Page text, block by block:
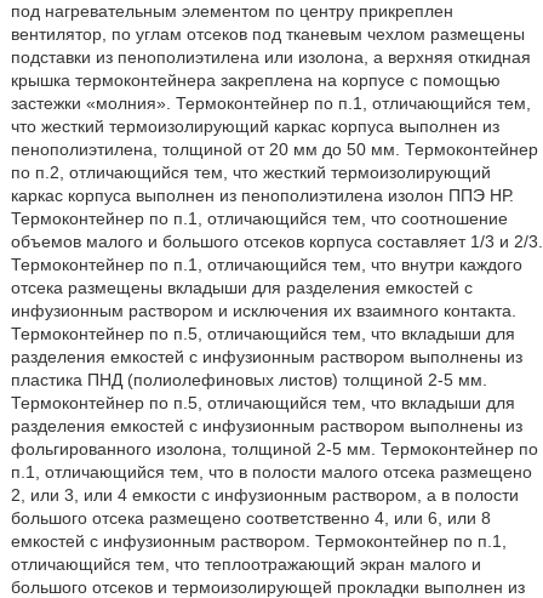
под нагревательным элементом по центру прикреплен
вентилятор, по углам отсеков под тканевым чехлом размещены
подставки из пенополиэтилена или изолона, а верхняя откидная
крышка термоконтейнера закреплена на корпусе с помощью
застежки «молния». Термоконтейнер по п.1, отличающийся тем,
что жесткий термоизолирующий каркас корпуса выполнен из
пенополиэтилена, толщиной от 20 мм до 50 мм. Термоконтейнер
по п.2, отличающийся тем, что жесткий термоизолирующий
каркас корпуса выполнен из пенополиэтилена изолон ППЭ НР.
Термоконтейнер по п.1, отличающийся тем, что соотношение
объемов малого и большого отсеков корпуса составляет 1/3 и 2/3.
Термоконтейнер по п.1, отличающийся тем, что внутри каждого
отсека размещены вкладыши для разделения емкостей с
инфузионным раствором и исключения их взаимного контакта.
Термоконтейнер по п.5, отличающийся тем, что вкладыши для
разделения емкостей с инфузионным раствором выполнены из
пластика ПНД (полиолефиновых листов) толщиной 2-5 мм.
Термоконтейнер по п.5, отличающийся тем, что вкладыши для
разделения емкостей с инфузионным раствором выполнены из
фольгированного изолона, толщиной 2-5 мм. Термоконтейнер по
п.1, отличающийся тем, что в полости малого отсека размещено
2, или 3, или 4 емкости с инфузионным раствором, а в полости
большого отсека размещено соответственно 4, или 6, или 8
емкостей с инфузионным раствором. Термоконтейнер по п.1,
отличающийся тем, что теплоотражающий экран малого и
большого отсеков и термоизолирующей прокладки выполнен из